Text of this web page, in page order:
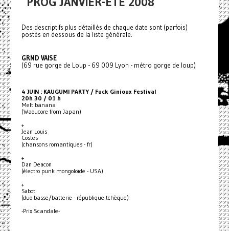
Des descriptifs plus détaillés de chaque date sont (parfois)
postés en dessous de la liste générale.
GRND VAISE
(69 rue gorge de Loup - 69 009 Lyon - métro gorge de loup)
4 JUIN : KAUGUMI PARTY / Fuck Ginioux Festival
20h 30 / 01 h
Melt banana
(Waoucore from Japan)
+
Jean Louis
Costes
(chansons romantiques - fr)
+
Dan Deacon
(électro punk mongoloïde - USA)
+
Sabot
(duo basse/batterie - république tchèque)
-Prix Scandale-